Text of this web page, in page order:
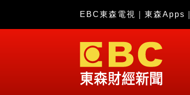
EBC東森電視 東森Apps